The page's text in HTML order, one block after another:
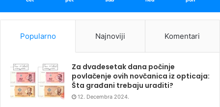
Popularno Najnoviji Komentari
Za dvadesetak dana počinje
povlačenje ovih novčanica iz opticaja:
Šta građani trebaju uraditi?
12. Decembra 2024.